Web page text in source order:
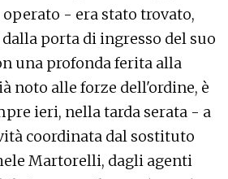
operato - era stato trovato,
porta di ingresso del suo
una profonda ferita alla
noto alle forze dell'ordine, è
ieri, nella tarda serata - a
coordinata dal sostituto
Martorelli, dagli agenti